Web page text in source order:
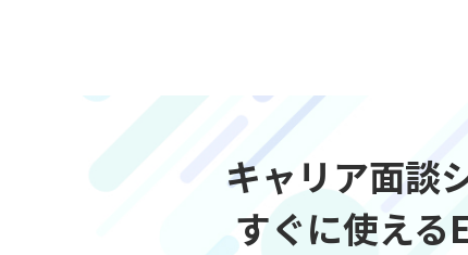
キャリア面談
すぐに使える